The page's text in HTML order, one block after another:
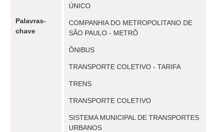
Palavras-
chave
ÚNICO
COMPANHIA DO METROPOLITANO DE
SÃO PAULO - METRÔ
ÔNIBUS
TRANSPORTE COLETIVO - TARIFA
TRENS
TRANSPORTE COLETIVO
SISTEMA MUNICIPAL DE TRANSPORTES
URBANOS